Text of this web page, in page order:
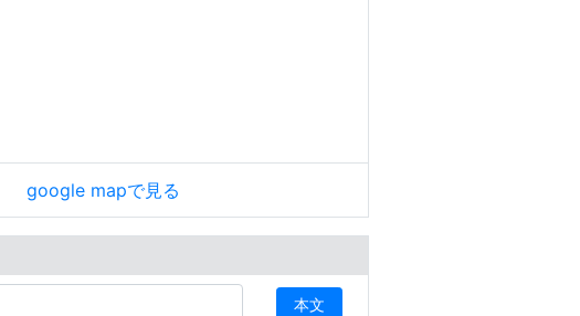
google mapで見る
本文